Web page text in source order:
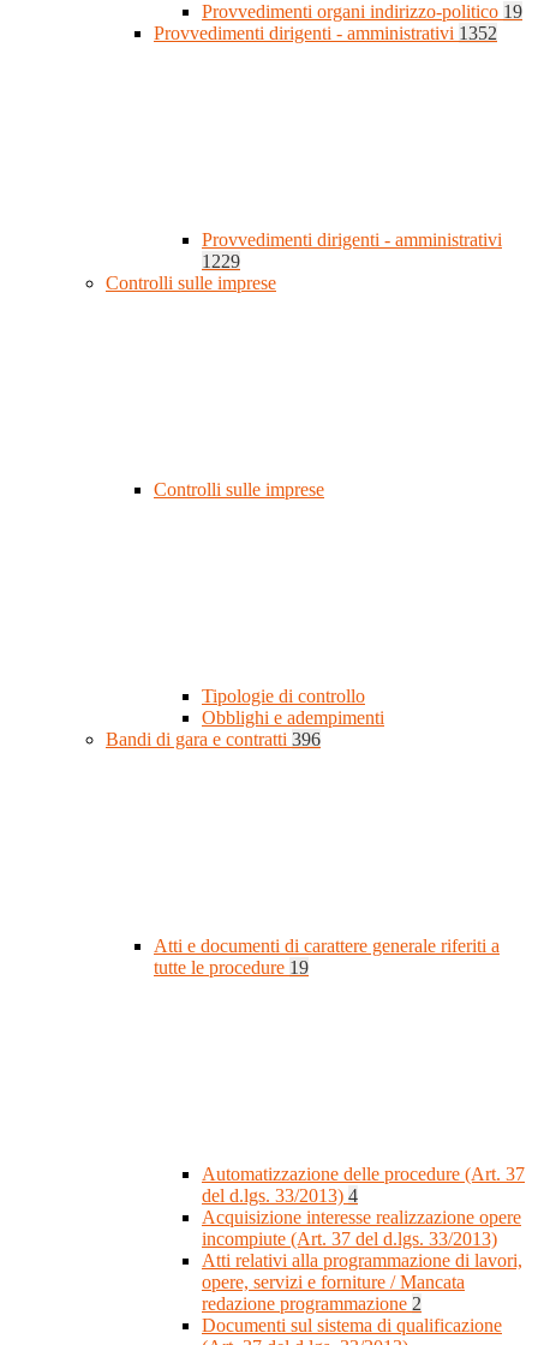
Provvedimenti organi indirizzo-politico 19
Provvedimenti dirigenti - amministrativi 1352
Provvedimenti dirigenti - amministrativi
1229
Controlli sulle imprese
Controlli sulle imprese
Tipologie di controllo
Obblighi e adempimenti
Bandi di gara e contratti 396
Atti e documenti di carattere generale riferiti a
tutte le procedure 19
Automatizzazione delle procedure (Art. 37
del d.lgs. 33/2013) 4
Acquisizione interesse realizzazione opere
incompiute (Art. 37 del d.lgs. 33/2013)
Atti relativi alla programmazione di lavori,
opere, servizi e forniture / Mancata
redazione programmazione 2
Documenti sul sistema di qualificazione